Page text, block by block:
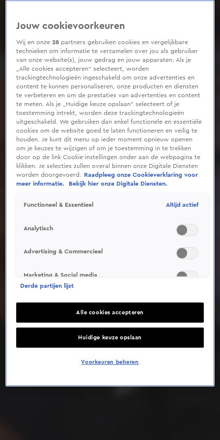
seconds
Deze video is niet beschikbaar op je huidige locatie
Jouw cookievoorkeuren
Wij en onze28 partners gebruiken cookies en vergelijkbare
technieken om informatie te verzamelen over jou als gebruiker
van onze website(s), jouw gedrag en jouw apparaten. Als je
„Alle cookies accepteren” selecteert, worden
trackingtechnologieën ingeschakeld om onze advertenties en
content te kunnen personaliseren, onze producten en diensten
te verbeteren en om de prestaties van advertenties en content
te meten. Als je „Huidige keuze opslaan” selecteert of je
toestemming intrekt, worden deze trackingtechnologieën
uitgeschakeld. We gebruiken dan enkel functionele en essentiële
cookies om de website goed te laten functioneren en veilig te
houden. Je kunt dit menu op ieder moment opnieuw openen
om je keuzes te wijzigen of om je toestemming in te trekken
door op de link Cookie-instellingen onder aan de webpagina te
klikken. Je selecties zullen overal binnen onze Digitale Diensten
worden doorgevoerd.
Raadpleeg onze Cookieverklaring voor
meer informatie.
Bekijk hier onze Digitale Diensten.
Functioneel & Essentieel Altijd actief
Analytisch
Advertising & Commercieel
Marketing & Social media
Derde partijen lijst
Alle cookies accepteren
Huidige keuze opslaan
Voorkeuren beheren